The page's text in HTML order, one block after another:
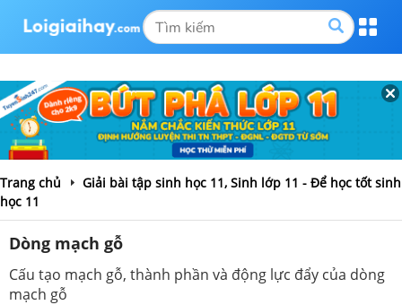
Trang chủ
Giải bài tập sinh học 11, Sinh lớp 11 - Để học tốt sinh
học 11
Dòng mạch gỗ
Cấu tạo mạch gỗ, thành phần và động lực đẩy của dòng
mạch gỗ